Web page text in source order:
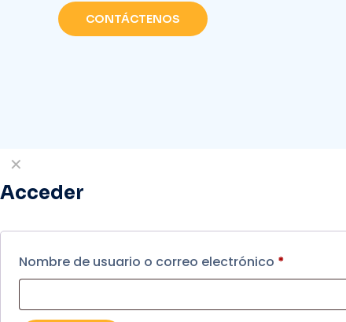
CONTÁCTENOS
✕
Acceder
Nombre de usuario o correo electrónico *